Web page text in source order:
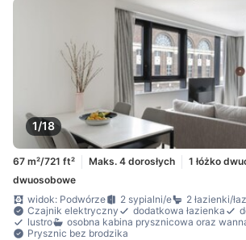
1/18
67 m²/721 ft² Maks. 4 dorosłych
1 łóżko
dwuosobowe
widok: Podwórze
2 sypialni/e
2 łazienki/
Czajnik elektryczny
dodatkowa łazienka
lustro
osobna kabina prysznicowa oraz
Prysznic bez brodzika